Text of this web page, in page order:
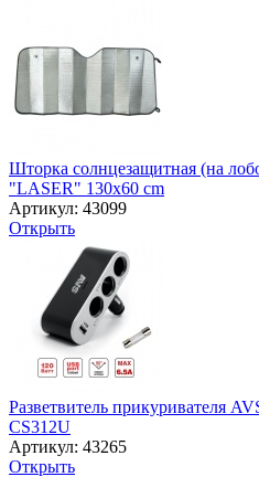
Шторка солнцезащитная (на
"LASER" 130x60 cm
Артикул: 43099
Открыть
Разветвитель прикуривателя
CS312U
Артикул: 43265
Открыть